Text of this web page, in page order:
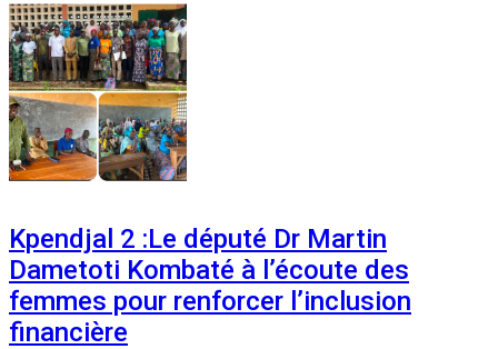
Kpendjal 2 :Le député Dr Martin
Dametoti Kombaté à l’écoute des
femmes pour renforcer l’inclusion
financière